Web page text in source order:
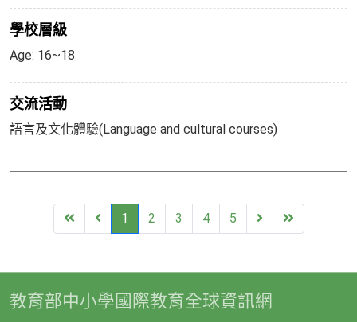
學校層級
Age: 16~18
交流活動
語言及文化體驗(Language and cultural courses)
FirstPrevious
1 2 3 4 5 Next End
教育部中小學國際教育全球資訊網